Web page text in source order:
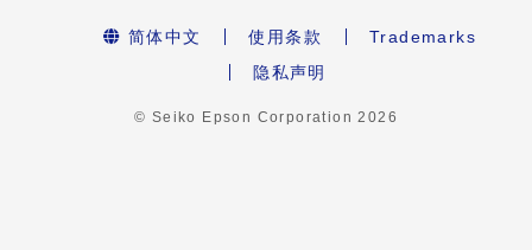
简体中文 使用条款
Trademarks
隐私声明
© Seiko Epson Corporation2026